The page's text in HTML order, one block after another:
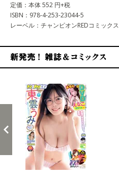
定価：本体 552 円+税
ISBN：978-4-253-23044-5
レーベル：チャンピオンREDコミックス